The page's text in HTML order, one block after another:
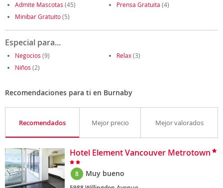
Admite Mascotas (45) Prensa Gratuita (4)
Minibar Gratuito(5)
Especial para...
Negocios (9) Relax(3)
Niños (2)
Recomendaciones para ti en Burnaby
Recomendados Mejor precio Mejor valorados
Hotel Element Vancouver Metrotown
8 Muy bueno